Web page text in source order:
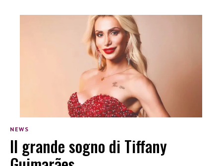
NEWS
Il grande sogno di Tiffany